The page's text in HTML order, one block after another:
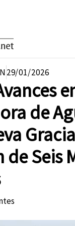
29/01/2026
de
de Seis